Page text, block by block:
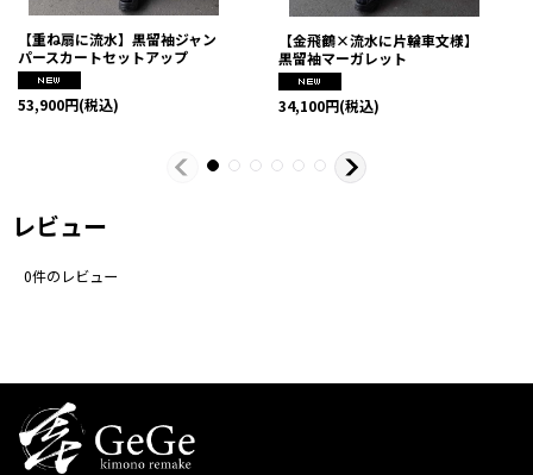
【重ね扇に流水】黒留袖ジャン
パースカートセットアップ
53,900円(税込)
【金飛鶴×流水に片輪車文様】
黒留袖マーガレット
34,100円(税込)
レビュー
0件のレビュー